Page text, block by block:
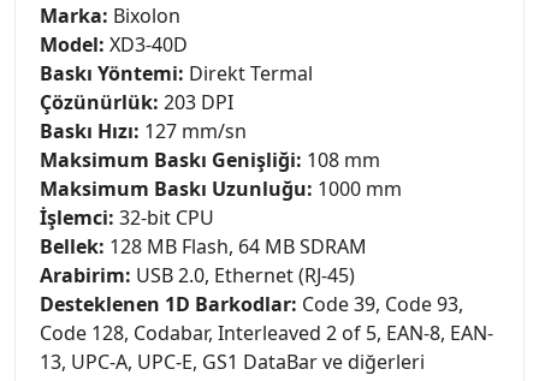
Marka: Bixolon
Model: XD3-40D
Baskı Yöntemi: Direkt Termal
Çözünürlük: 203 DPI
Baskı Hızı: 127 mm/sn
Maksimum Baskı Genişliği: 108 mm
Maksimum Baskı Uzunluğu: 1000 mm
İşlemci: 32-bit CPU
Bellek: 128 MB Flash, 64 MB SDRAM
Arabirim: USB 2.0, Ethernet (RJ-45)
Desteklenen 1D Barkodlar: Code 39, Code 93,
Code 128, Codabar, Interleaved 2 of 5, EAN-8, EAN-
13, UPC-A, UPC-E, GS1 DataBar ve diğerleri